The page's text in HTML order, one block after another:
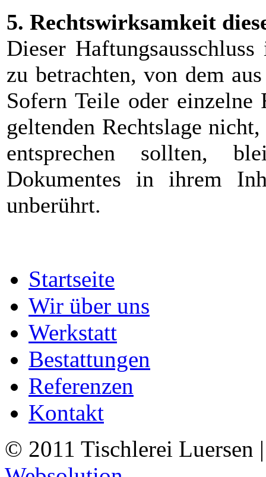
5. Rechtswirksamkeit
Dieser
zu betrachten, von dem
Sofern Teile oder einzelne
geltenden Rechtslage
entsprechen sollten,
Dokumentes in ihrem
unberührt.
Startseite
Wir über uns
Werkstatt
Bestattungen
Referenzen
Kontakt
© 2011 Tischlerei Luersen